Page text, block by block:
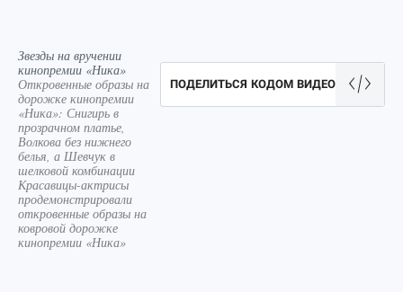
Звезды на вручении
кинопремии «Ника»
Откровенные образы на
дорожке кинопремии
«Ника»: Снигирь в
прозрачном платье,
Волкова без нижнего
белья, а Шевчук в
шелковой комбинации
Красавицы-актрисы
продемонстрировали
откровенные образы на
ковровой дорожке
кинопремии «Ника»
ПОДЕЛИТЬСЯ КОДОМ ВИДЕО